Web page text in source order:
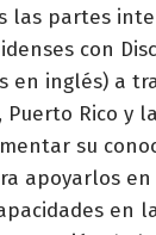
las partes
con
en inglés) a
Puerto Rico y
su
apoyarlos
en